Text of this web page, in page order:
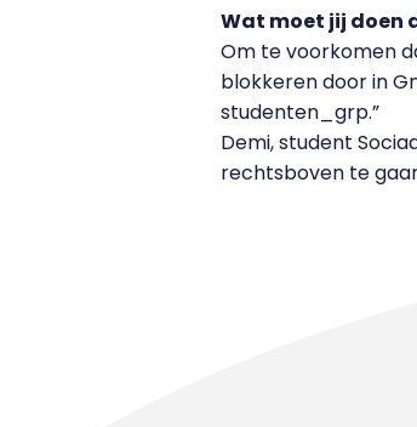
Wat moet jij doen
Om te voorkomen
blokkeren door in
studenten_grp.”
Demi, student
rechtsboven te